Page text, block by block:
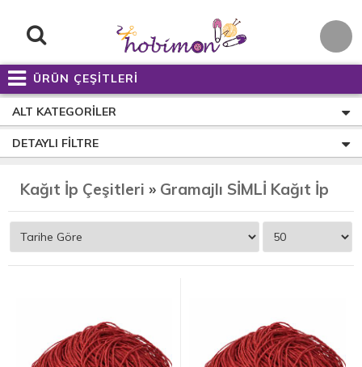
ÜRÜN ÇEŞİTLERİ
ALT KATEGORILER
DETAYLI FILTRE
Kağıt İp Çeşitleri » Gramajlı SİMLİ Kağıt İpler